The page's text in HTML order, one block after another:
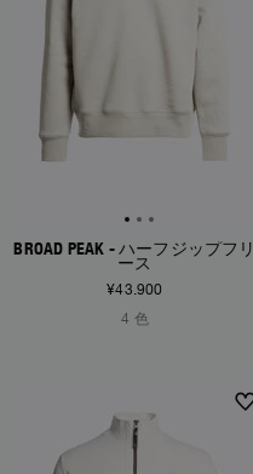
BROAD PEAK - ハーフジップフリ
ース
¥43.900
4 色